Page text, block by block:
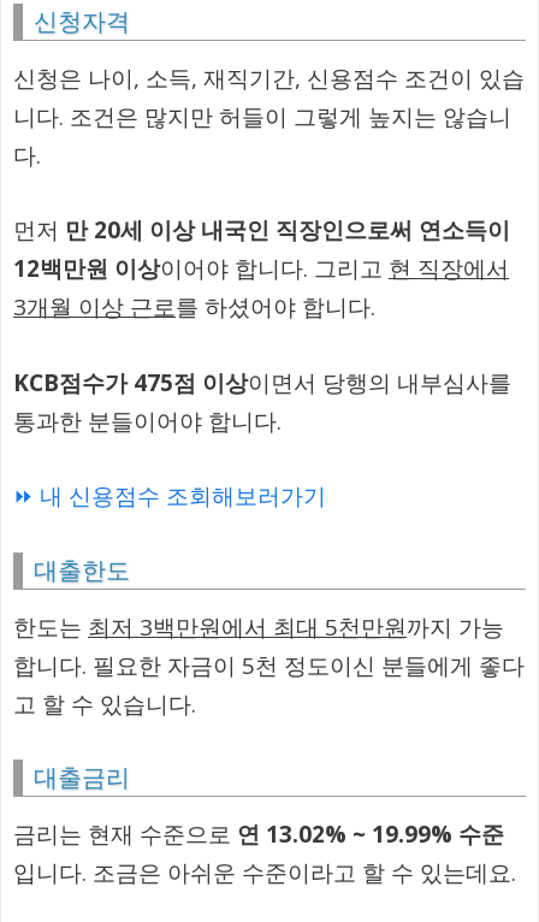
신청자격
신청은 나이, 소득, 재직기간, 신용점수 조건이 있습
니다. 조건은 많지만 허들이 그렇게 높지는 않습니
다.
먼저 만 20세 이상 내국인 직장인으로써 연소득이
12백만원 이상이어야 합니다. 그리고 현 직장에서
3개월 이상 근로를 하셨어야 합니다.
KCB점수가 475점 이상이면서 당행의 내부심사를
통과한 분들이어야 합니다.
⏩ 내 신용점수 조회해보러가기
대출한도
한도는 최저 3백만원에서 최대 5천만원까지 가능
합니다. 필요한 자금이 5천 정도이신 분들에게 좋다
고 할 수 있습니다.
대출금리
금리는 현재 수준으로 연 13.02% ~ 19.99% 수준
입니다. 조금은 아쉬운 수준이라고 할 수 있는데요.